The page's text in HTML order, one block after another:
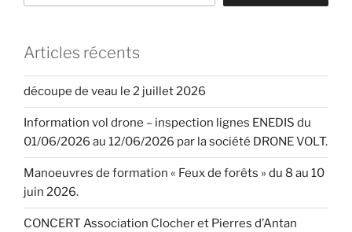
Articles récents
découpe de veau le 2 juillet 2026
Information vol drone – inspection lignes ENEDIS du
01/06/2026 au 12/06/2026 par la société DRONE VOLT.
Manoeuvres de formation « Feux de forêts » du 8 au 10
juin 2026.
CONCERT Association Clocher et Pierres d’Antan